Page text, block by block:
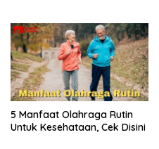
5 Manfaat Olahraga Rutin
Untuk Kesehataan, Cek Disini